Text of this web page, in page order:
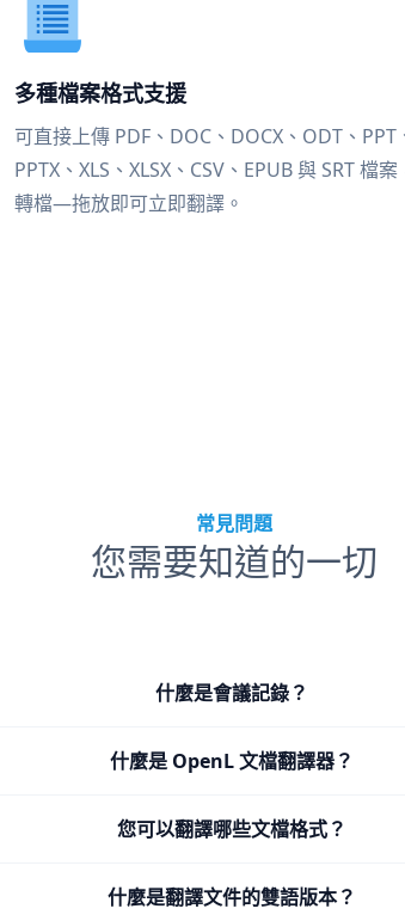
多種檔案格式支援
可直接上傳 PDF、DOC、DOCX、ODT、PPT
PPTX、XLS、XLSX、CSV、EPUB 與 SRT 檔
轉檔—拖放即可立即翻譯。
常見問題
您需要知道的一切
什麼是會議記錄？
什麼是 OpenL 文檔翻譯器？
您可以翻譯哪些文檔格式？
什麼是翻譯文件的雙語版本？